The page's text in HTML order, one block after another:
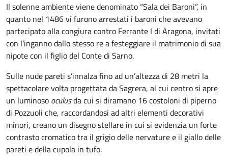
Il solenne ambiente viene denominato “Sala dei Baroni”, in
quanto nel 1486 vi furono arrestati i baroni che avevano
partecipato alla congiura contro Ferrante I di Aragona, invitati
con l’inganno dallo stesso re a festeggiare il matrimonio di sua
nipote con il figlio del Conte di Sarno.
Sulle nude pareti s’innalza fino ad un’altezza di 28 metri la
spettacolare volta progettata da Sagrera, al cui centro si apre
un luminoso oculusda cui si diramano 16 costoloni di piperno
di Pozzuoli che, raccordandosi ad altri elementi decorativi
minori, creano un disegno stellare in cui si evidenzia un forte
contrasto cromatico tra il grigio delle nervature e il giallo delle
pareti e della cupola in tufo.